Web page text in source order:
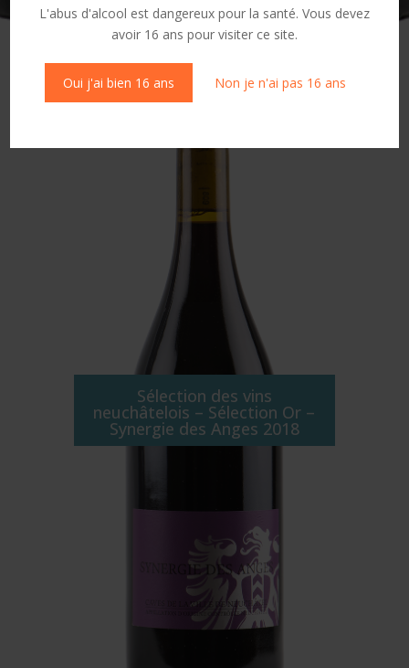
L'abus d'alcool est dangereux pour la santé. Vous devez
avoir 16 ans pour visiter ce site.
Oui j'ai bien 16 ans Non je n'ai pas 16 ans
Sélection des vins
neuchâtelois – Sélection Or –
Synergie des Anges 2018